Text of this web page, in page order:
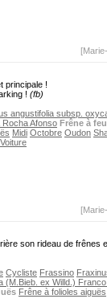
principale !
! (fb)
angustifolia subsp.
Afonso Frêne à
Midi Octobre Oudon
Voiture
son rideau de frênes
Cycliste Frassino
(M.Bieb. ex Willd.)
Frêne à folioles aiguës